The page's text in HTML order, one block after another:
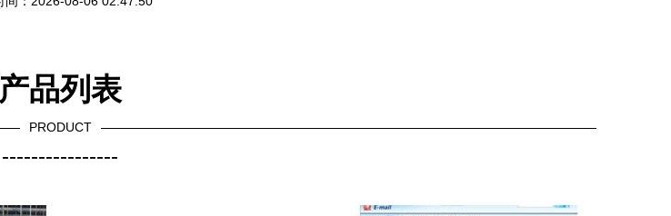
产品列表
PRODUCT
----------------